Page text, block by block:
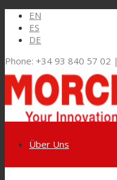
EN
ES
DE
Phone: +34 93 840 57 02
Über Uns